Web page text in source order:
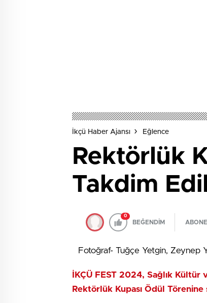
İkçü Haber Ajansı Eğlence
Rektörlük
Takdim
0
BEĞENDİM
Fotoğraf- Tuğçe Yetgin, Zeynep
İKÇÜ FEST 2024, Sağlık Kültür
Rektörlük Kupası Ödül Törenine